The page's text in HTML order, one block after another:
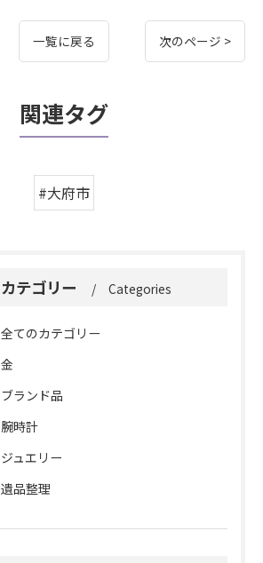
一覧に戻る 次のページ >
関連タグ
#大府市
カテゴリー Categories
全てのカテゴリー
金
ブランド品
腕時計
ジュエリー
遺品整理